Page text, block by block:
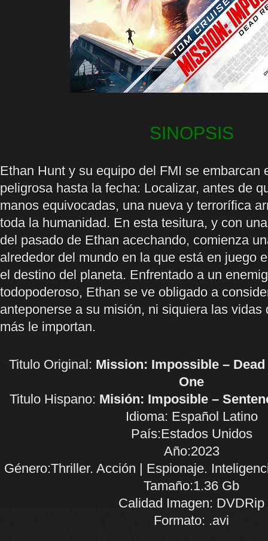
SINOPSIS
Ethan Hunt y su equipo del FMI se embarcan
peligrosa hasta la fecha: Localizar, antes de
manos equivocadas, una nueva y terrorífica
toda la humanidad. En esta tesitura, y con
del pasado de Ethan acechando, comienza
alrededor del mundo en la que está en juego
el destino del planeta. Enfrentado a un
todopoderoso, Ethan se ve obligado a
anteponerse a su misión, ni siquiera las vidas
más le importan.
Titulo Original: Mission: Impossible –
One
Titulo Hispano: Misión: Imposible –
Idioma: Español Latino
País:Estados Unidos
Año:2023
Género:Thriller. Acción | Espionaje.
Tamaño:1.36 Gb
Calidad Imagen: DVDRip
Formato: .avi